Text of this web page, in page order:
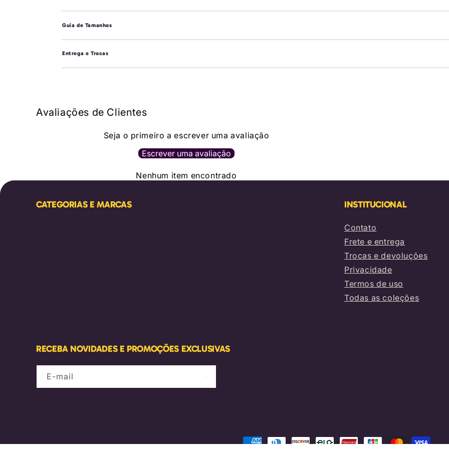
Guia de Tamanhos
Entrega e Trocas
Avaliações de Clientes
Seja o primeiro a escrever uma avaliação
Escrever uma avaliação
Nenhum item encontrado
CATEGORIAS E MARCAS INSTITUCIONAL
Contato
Frete e entrega
Trocas e devoluções
Privacidade
Termos de uso
Todas as coleções
RECEBA NOVIDADES E PROMOÇÕES EXCLUSIVAS
E-mail
Formas